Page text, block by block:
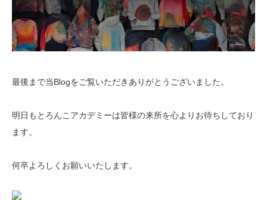
最後まで当Blogをご覧いただきありがとうございました。
明日もとろんこアカデミーは皆様の来所を心よりお待ちしており
ます。
何卒よろしくお願いいたします。